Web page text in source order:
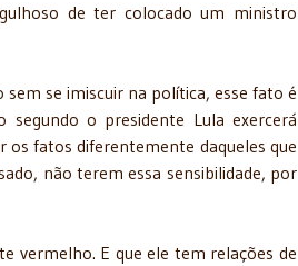
de ter colocado um ministro
se imiscuir na política, esse fato é
o presidente Lula exercerá
fatos diferentemente daqueles que
não terem essa sensibilidade, por
vermelho. E que ele tem relações de